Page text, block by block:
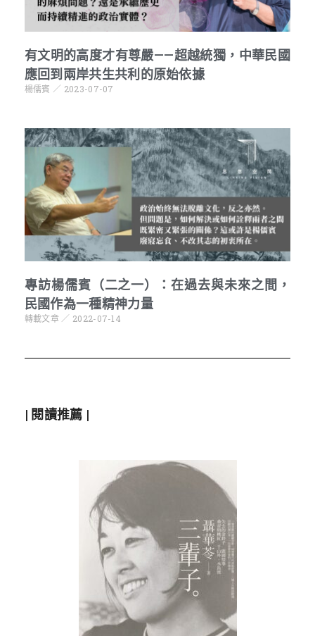
有文明的高度才有尊嚴——超越統獨，中華民國
應回到兩岸共生共利的原始依據
楊儒賓 2023-07-07
專訪楊儒賓（二之一）：在過去與未來之間，
民國作為一種精神力量
轉載文章 2022-07-14
| 閱讀推薦 |